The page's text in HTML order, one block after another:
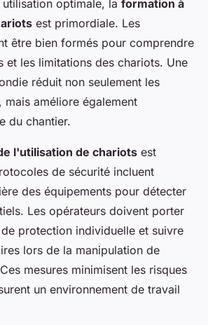
utilisation optimale, la formation à
est primordiale. Les
être bien formés pour comprendre
et les limitations des chariots. Une
réduit non seulement les
mais améliore également
du chantier.
l'utilisation de chariots est
de sécurité incluent
des équipements pour détecter
Les opérateurs doivent porter
protection individuelle et suivre
lors de la manipulation de
mesures minimisent les risques
un environnement de travail